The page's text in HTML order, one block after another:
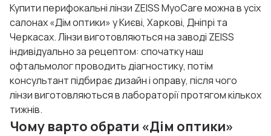
Купити перифокальні лінзи ZEISS MyoCare можна в усіх
салонах «Дім оптики» у Києві, Харкові, Дніпрі та
Черкасах. Лінзи виготовляються на заводі ZEISS
індивідуально за рецептом: спочатку наш
офтальмолог проводить діагностику, потім
консультант підбирає дизайн і оправу, після чого
лінзи виготовляються в лабораторії протягом кількох
тижнів.
Чому варто обрати «Дім оптики»